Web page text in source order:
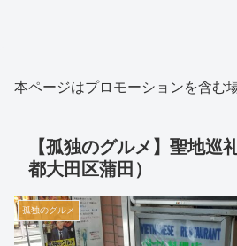
本ページはプロモーションを含む
【孤独のグルメ】聖地巡
都大田区蒲田）
孤独のグルメ